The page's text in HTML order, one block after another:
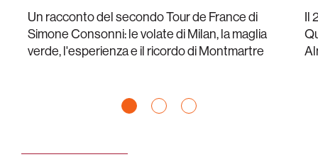
Un racconto del secondo Tour de France di
Simone Consonni: le volate di Milan, la maglia
verde, l'esperienza e il ricordo di Montmartre
Il